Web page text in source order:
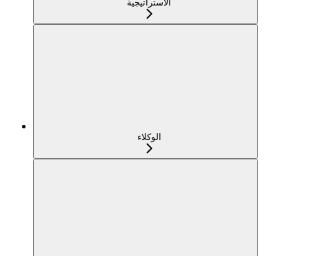
الاستراتيجية
الوكلاء